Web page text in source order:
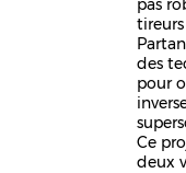
pas
des
pour
Ce
deux